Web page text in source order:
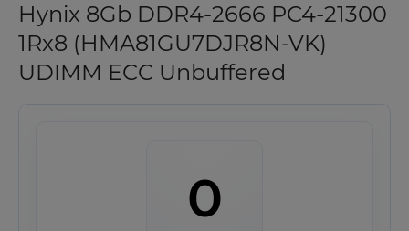
Hynix 8Gb DDR4-2666 PC4-21300
1Rx8 (HMA81GU7DJR8N-VK)
UDIMM ECC Unbuffered
0